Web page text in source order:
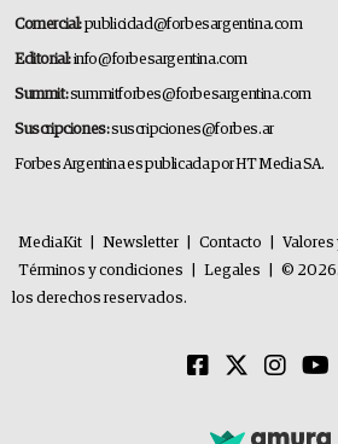
Comercial:publicidad@forbesargentina.com
Editorial:info@forbesargentina.com
Summit:summitforbes@forbesargentina.com
Suscripciones:suscripciones@forbes.ar
Forbes Argentina es publicada por HT Media SA.
MediaKit Newsletter Contacto Valores
Términos y condiciones
Legales
© 2026.
los derechos reservados.